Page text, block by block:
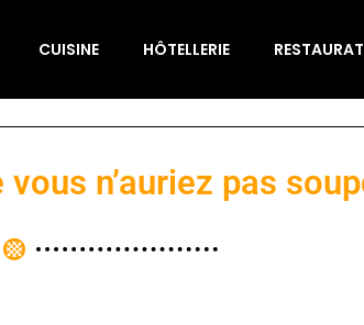
CUISINE HÔTELLERIE
n’auriez pas